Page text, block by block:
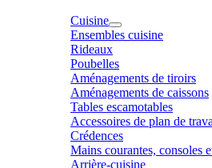
Cuisine
Ensembles cuisine
Rideaux
Poubelles
Aménagements de tiroirs
Aménagements de caissons
Tables escamotables
Accessoires de plan de
Crédences
Mains courantes, consoles
Arrière-cuisine